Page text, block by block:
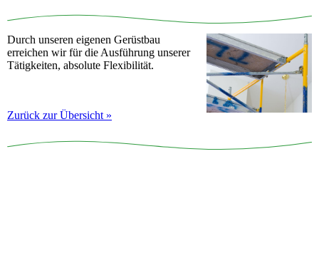
Durch unseren eigenen Gerüstbau
erreichen wir für die Ausführung unserer
Tätigkeiten, absolute Flexibilität.
Zurück zur Übersicht »